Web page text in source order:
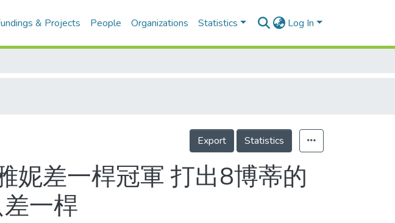
& Projects People Organizations Statistics Log In
Export Statistics
妮差一桿冠軍 打出8博蒂的
一桿